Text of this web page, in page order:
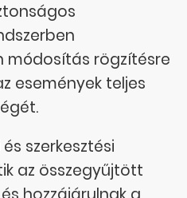
rögzítésre
események teljes
szerkesztési
az összegyűjtött